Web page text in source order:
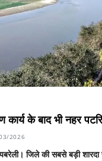
के बाद भी नहर
2026
जिले की सबसे बड़ी